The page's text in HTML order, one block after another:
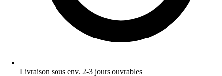
Livraison sous env. 2-3 jours ouvrables